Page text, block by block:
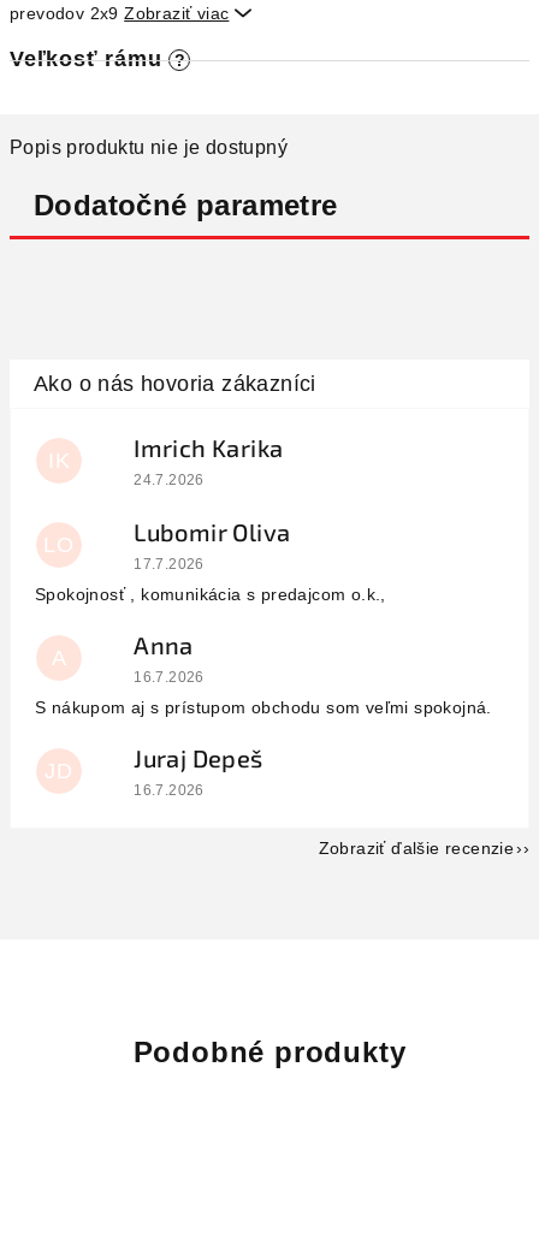
prevodov 2x9Zobraziť viac 
Veľkosť rámu ?
Popis produktu nie je dostupný
Dodatočné parametre
IK Imrich Karika
Hodnotenie obchodu je 5 z 5 hviezdičiek.
24.7.2026
LO Lubomir Oliva
Hodnotenie obchodu je 5 z 5 hviezdičiek.
17.7.2026
Spokojnosť , komunikácia s predajcom o.k.,
A Anna
Hodnotenie obchodu je 5 z 5 hviezdičiek.
16.7.2026
S nákupom aj s prístupom obchodu som veľmi spokojná.
JD Juraj Depeš
Hodnotenie obchodu je 5 z 5 hviezdičiek.
16.7.2026
Zobraziť ďalšie recenzie
Podobné produkty